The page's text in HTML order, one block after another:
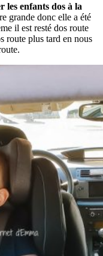
les enfants dos à la
grande donc elle a été
il est resté dos route
route plus tard en nous